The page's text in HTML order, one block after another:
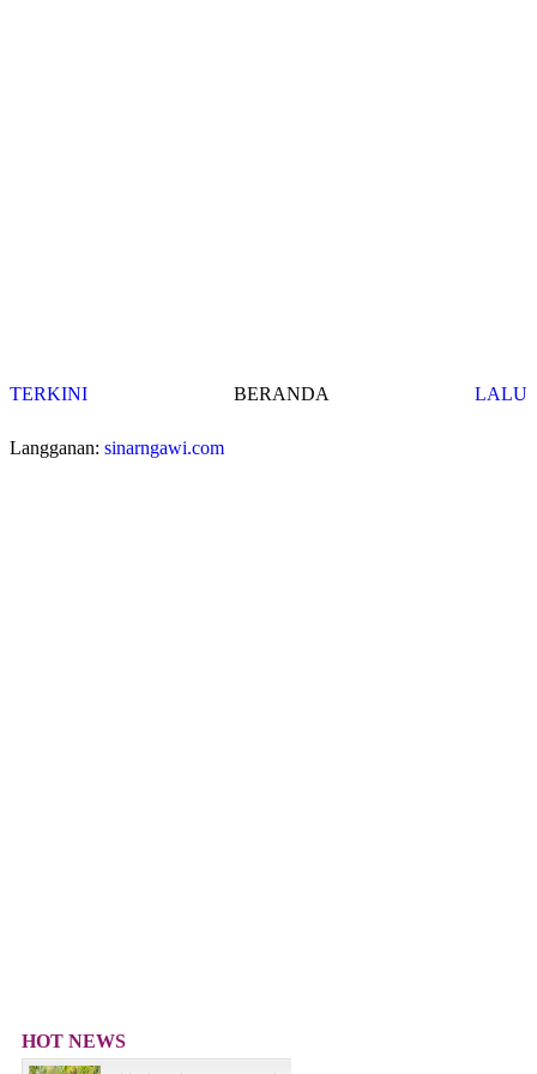
TERKINI LALU
BERANDA
Langganan: sinarngawi.com
HOT NEWS